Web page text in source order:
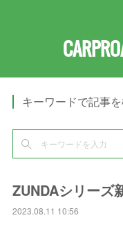
キーワードで記事
ZUNDAシリーズ
2023.08.11 10:56